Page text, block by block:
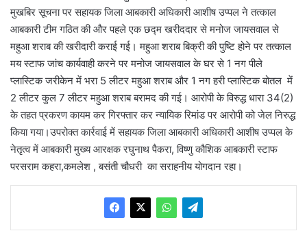
मुखबिर सूचना पर सहायक जिला आबकारी अधिकारी आशीष उप्पल ने तत्काल
आबकारी टीम गठित की और पहले एक छद्म खरीददार से मनोज जायसवाल से
महुआ शराब की खरीदारी कराई गई। महुआ शराब बिक्री की पुष्टि होने पर तत्काल
मय स्टाफ जांच कार्यवाही करने पर मनोज जायसवाल के घर से 1 नग पीले
प्लास्टिक जरीकेन में भरा 5 लीटर महुआ शराब और 1 नग हरी प्लास्टिक बोतल में
2 लीटर कुल 7 लीटर महुआ शराब बरामद की गई। आरोपी के विरुद्ध धारा 34(2)
के तहत प्रकरण कायम कर गिरफ्तार कर न्यायिक रिमांड पर आरोपी को जेल निरुद्ध
किया गया।उपरोक्त कार्रवाई में सहायक जिला आबकारी अधिकारी आशीष उप्पल के
नेतृत्व में आबकारी मुख्य आरक्षक रघुनाथ पैकरा, विष्णु कौशिक आबकारी स्टाफ
परसराम कहरा,कमलेश , बसंती चौधरी का सराहनीय योगदान रहा।